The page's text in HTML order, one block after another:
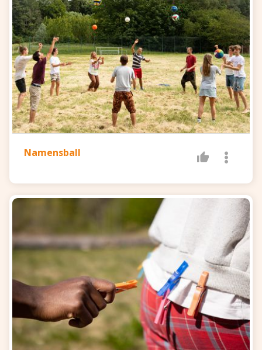
Namensball